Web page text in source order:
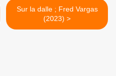
Sur la dalle ; Fred Vargas
(2023) >